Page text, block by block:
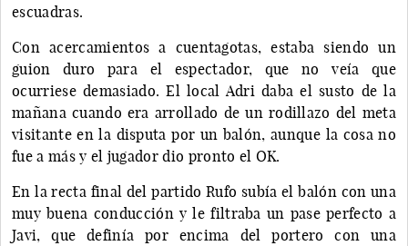
escuadras.
Con acercamientos a cuentagotas, estaba siendo un
guion duro para el espectador, que no veía que
ocurriese demasiado. El local Adri daba el susto de la
mañana cuando era arrollado de un rodillazo del meta
visitante en la disputa por un balón, aunque la cosa no
fue a más y el jugador dio pronto el OK.
En la recta final del partido Rufo subía el balón con una
muy buena conducción y le filtraba un pase perfecto a
Javi, que definía por encima del portero con una